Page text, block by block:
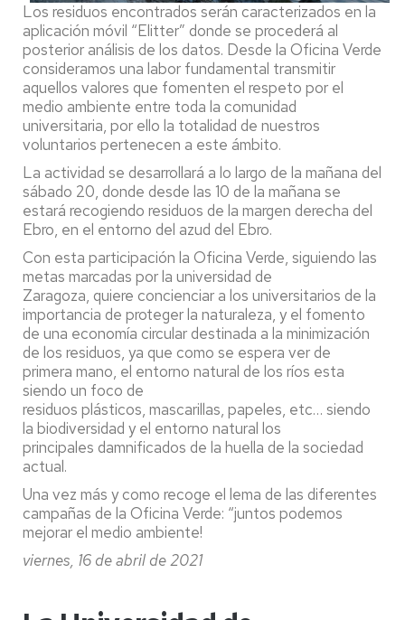
Los residuos encontrados serán caracterizados en la
aplicación móvil “Elitter” donde se procederá al
posterior análisis de los datos. Desde la Oficina Verde
consideramos una labor fundamental transmitir
aquellos valores que fomenten el respeto por el
medio ambiente entre toda la comunidad
universitaria, por ello la totalidad de nuestros
voluntarios pertenecen a este ámbito.
La actividad se desarrollará a lo largo de la mañana del
sábado 20, donde desde las 10 de la mañana se
estará recogiendo residuos de la margen derecha del
Ebro, en el entorno del azud del Ebro.
Con esta participación la Oficina Verde, siguiendo las
metas marcadas por la universidad de
Zaragoza, quiere concienciar a los universitarios de la
importancia de proteger la naturaleza, y el fomento
de una economía circular destinada a la minimización
de los residuos, ya que como se espera ver de
primera mano, el entorno natural de los ríos esta
siendo un foco de
residuos plásticos, mascarillas, papeles, etc… siendo
la biodiversidad y el entorno natural los
principales damnificados de la huella de la sociedad
actual.
Una vez más y como recoge el lema de las diferentes
campañas de la Oficina Verde: “juntos podemos
mejorar el medio ambiente!
viernes, 16 de abril de 2021